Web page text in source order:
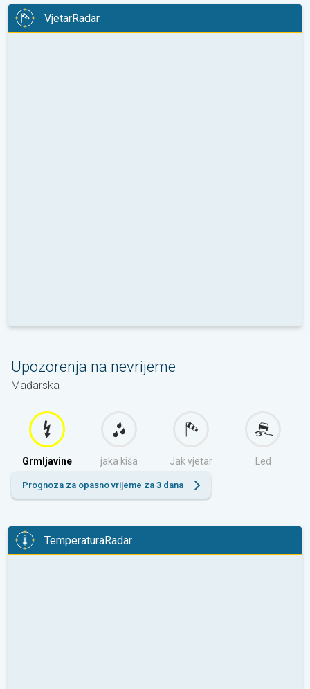
VjetarRadar
Upozorenja na nevrijeme
Mađarska
Grmljavine jaka kiša Jak vjetar Led
Prognoza za opasno vrijeme za 3 dana
TemperaturaRadar